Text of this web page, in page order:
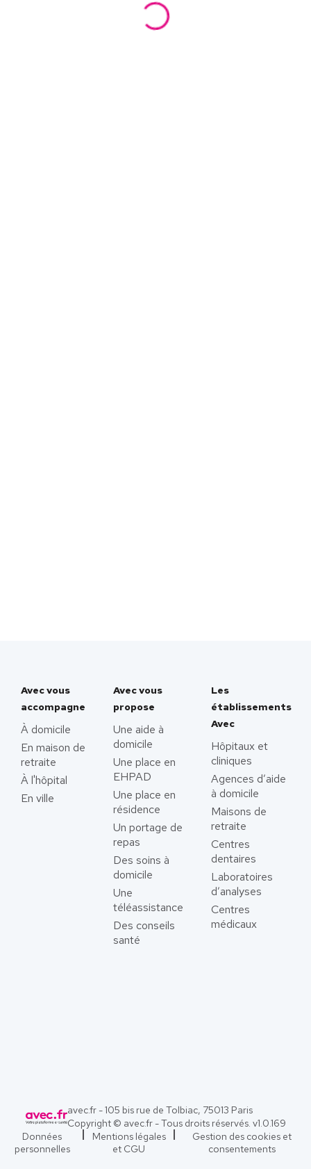
Avec vous
accompagne
À domicile
En maison de
retraite
À l'hôpital
En ville
Avec vous
propose
Une aide à
domicile
Une place en
EHPAD
Une place en
résidence
Un portage de
repas
Des soins à
domicile
Une
téléassistance
Des conseils
santé
Les
établissements
Avec
Hôpitaux et
cliniques
Agences d’aide
à domicile
Maisons de
retraite
Centres
dentaires
Laboratoires
d’analyses
Centres
médicaux
avec.fr - 105 bis rue de Tolbiac, 75013 Paris
Copyright © avec.fr - Tous droits réservés. v1.0.169
Données
personnelles
Mentions légales
et CGU
Gestion des cookies et
consentements